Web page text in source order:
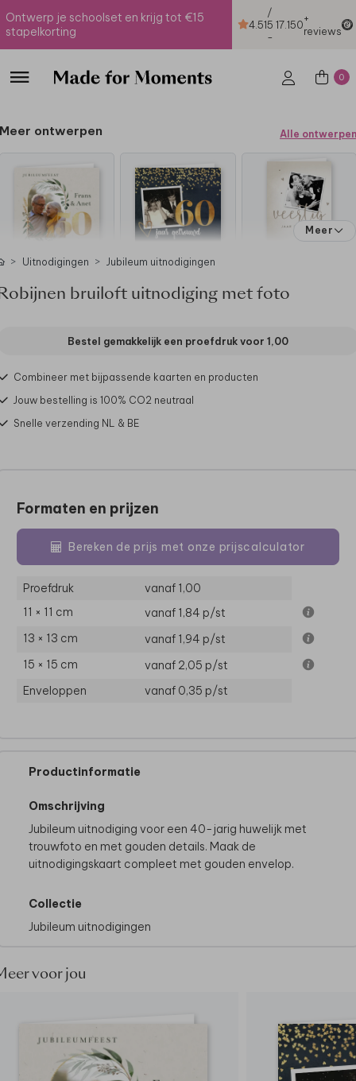
Ontwerp je schoolset en krijg tot €15
stapelkorting
4.51
/
5
-
17.150+
reviews
0
Meer ontwerpen Alle ontwerpen
Meer
Uitnodigingen Jubileum uitnodigingen
bruiloft uitnodiging met foto
Bestel gemakkelijk een proefdruk voor 1,00
Combineer met bijpassende kaarten en producten
Jouw bestelling is 100% CO2 neutraal
Snelle verzending NL & BE
Formaten en prijzen
Bereken de prijs met onze prijscalculator
Proefdruk
vanaf 1,00
11 × 11 cm
vanaf 1,84 p/st
13 × 13 cm
vanaf 1,94 p/st
15 × 15 cm
vanaf 2,05 p/st
Enveloppen
vanaf 0,35 p/st
Productinformatie
Omschrijving
Jubileum uitnodiging voor een 40-jarig huwelijk met
trouwfoto en met gouden details. Maak de
uitnodigingskaart compleet met gouden envelop.
Collectie
Jubileum uitnodigingen
voor jou